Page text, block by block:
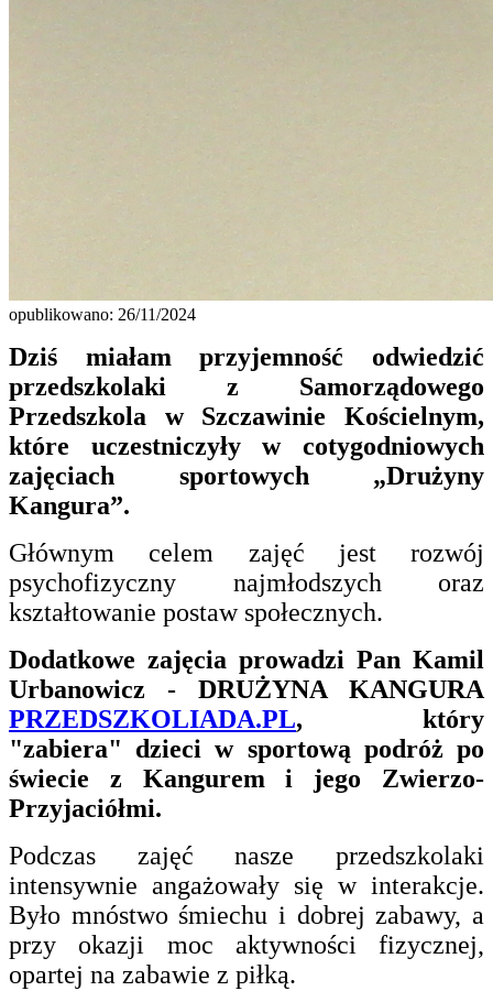
opublikowano: 26/11/2024
Dziś miałam przyjemność odwiedzić
przedszkolaki z Samorządowego
Przedszkola w Szczawinie Kościelnym,
które uczestniczyły w cotygodniowych
zajęciach sportowych „Drużyny
Kangura”.
Głównym celem zajęć jest rozwój
psychofizyczny najmłodszych oraz
kształtowanie postaw społecznych.
Dodatkowe zajęcia prowadzi Pan Kamil
Urbanowicz - DRUŻYNA KANGURA
PRZEDSZKOLIADA.PL, który
"zabiera" dzieci w sportową podróż po
świecie z Kangurem i jego Zwierzo-
Przyjaciółmi.
Podczas zajęć nasze przedszkolaki
intensywnie angażowały się w interakcje.
Było mnóstwo śmiechu i dobrej zabawy, a
przy okazji moc aktywności fizycznej,
opartej na zabawie z piłką.